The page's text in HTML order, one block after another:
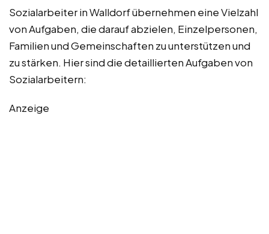
Sozialarbeiter in Walldorf übernehmen eine Vielzahl
von Aufgaben, die darauf abzielen, Einzelpersonen,
Familien und Gemeinschaften zu unterstützen und
zu stärken. Hier sind die detaillierten Aufgaben von
Sozialarbeitern:
Anzeige